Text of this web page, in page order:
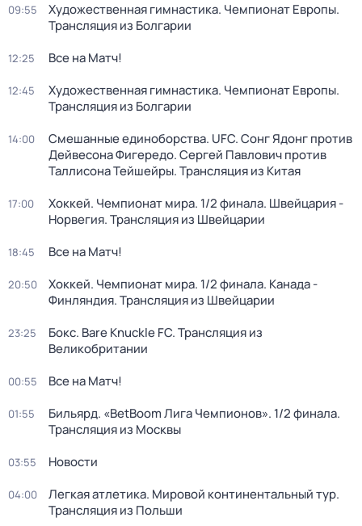
09:55
Художественная гимнастика. Чемпионат Европы.
Трансляция из Болгарии
12:25 Все на Матч!
12:45
Художественная гимнастика. Чемпионат Европы.
Трансляция из Болгарии
14:00
Смешанные единоборства. UFC. Сонг Ядонг против
Дейвесона Фигередо. Сергей Павлович против
Таллисона Тейшейры. Трансляция из Китая
17:00
Хоккей. Чемпионат мира. 1/2 финала. Швейцария -
Норвегия. Трансляция из Швейцарии
18:45 Все на Матч!
20:50
Хоккей. Чемпионат мира. 1/2 финала. Канада -
Финляндия. Трансляция из Швейцарии
23:25
Бокс. Bare Knuckle FC. Трансляция из
Великобритании
00:55 Все на Матч!
01:55
Бильярд. «BetBoom Лига Чемпионов». 1/2 финала.
Трансляция из Москвы
03:55 Новости
04:00
Легкая атлетика. Мировой континентальный тур.
Трансляция из Польши